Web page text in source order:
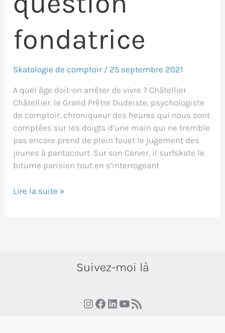
fondatrice
Skatologie de comptoir / 25 septembre 2021
A quel âge doit-on arrêter de vivre ? Châtellier
Châtellier, le Grand Prêtre Dudeiste, psychologiste
de comptoir, chroniqueur des heures qui nous sont
comptées sur les doigts d’une main qui ne tremble
pas encore prend de plein fouet le jugement des
jeunes à pantacourt. Sur son Carver, il surfskate le
bitume parisien tout en s’interrogeant
Skatologie
Lire la suite »
Suivez-moi là
Instagram
Facebook
LinkedIn
YouTube
RSS Feed